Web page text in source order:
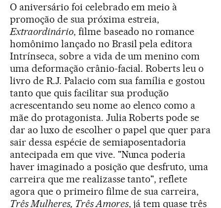
O aniversário foi celebrado em meio à
promoção de sua próxima estreia,
Extraordinário, filme baseado no romance
homônimo lançado no Brasil pela editora
Intrínseca, sobre a vida de um menino com
uma deformação crânio-facial. Roberts leu o
livro de R.J. Palacio com sua família e gostou
tanto que quis facilitar sua produção
acrescentando seu nome ao elenco como a
mãe do protagonista. Julia Roberts pode se
dar ao luxo de escolher o papel que quer para
sair dessa espécie de semiaposentadoria
antecipada em que vive. "Nunca poderia
haver imaginado a posição que desfruto, uma
carreira que me realizasse tanto", reflete
agora que o primeiro filme de sua carreira,
Três Mulheres, Três Amores, já tem quase três